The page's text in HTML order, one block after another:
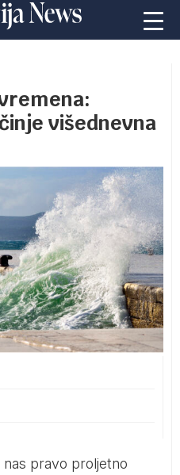
višednevna
pravo proljetno